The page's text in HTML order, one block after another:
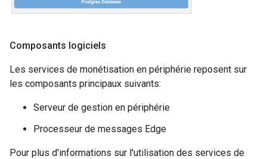
Composants logiciels
Les services de monétisation en périphérie reposent sur
les composants principaux suivants:
Serveur de gestion en périphérie
Processeur de messages Edge
Pour plus d'informations sur l'utilisation des services de